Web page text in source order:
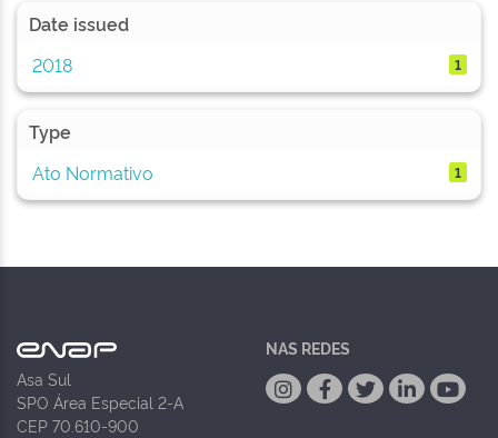
Date issued
2018
1
Type
Ato Normativo
1
Asa Sul
SPO Área Especial 2-A
CEP 70.610-900
NAS REDES